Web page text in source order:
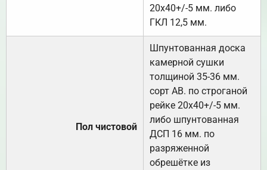
20х40+/-5 мм. либо
ГКЛ 12,5 мм.
Пол чистовой
Шпунтованная доска
камерной сушки
толщиной 35-36 мм.
сорт АВ. по строганой
рейке 20х40+/-5 мм.
либо шпунтованная
ДСП 16 мм. по
разряженной
обрешётке из